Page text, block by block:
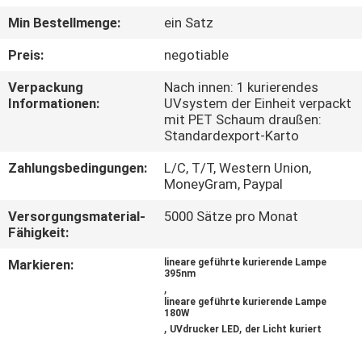
QUALITÄTSKONTROLLE
TRETEN
SIE
UNS
VERBINDUNG
NACHRICHTEN
Min Bestellmenge:
ein Satz
Preis:
negotiable
Verpackung
Informationen:
Nach innen: 1 kurierendes
UVsystem der Einheit verpackt
mit PET Schaum draußen:
Standardexport-Karto
Zahlungsbedingungen:
L/C, T/T, Western Union,
MoneyGram, Paypal
Versorgungsmaterial-
Fähigkeit:
5000 Sätze pro Monat
Markieren:
lineare geführte kurierende Lampe
395nm
,
lineare geführte kurierende Lampe
180W
, UVdrucker LED, der Licht kuriert